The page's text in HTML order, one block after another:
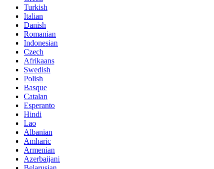
Turkish
Italian
Danish
Romanian
Indonesian
Czech
Afrikaans
Swedish
Polish
Basque
Catalan
Esperanto
Hindi
Lao
Albanian
Amharic
Armenian
Azerbaijani